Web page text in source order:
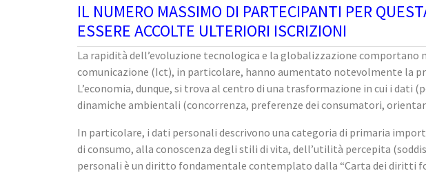
IL NUMERO MASSIMO DI PARTECIPANTI PER
ESSERE ACCOLTE ULTERIORI ISCRIZIONI
La rapidità dell’evoluzione tecnologica e la globalizzazione
comunicazione (Ict), in particolare, hanno aumentato notevolmente la
L’economia, dunque, si trova al centro di una trasformazione in cui i
dinamiche ambientali (concorrenza, preferenze dei consumatori,
In particolare, i dati personali descrivono una categoria di primaria
di consumo, alla conoscenza degli stili di vita, dell’utilità percepita
personali è un diritto fondamentale contemplato dalla “Carta dei diritti